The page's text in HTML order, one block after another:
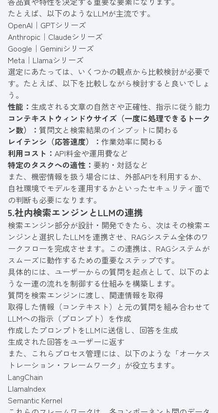
たとえば、以下のようなLLMが主流です。
OpenAI｜GPTシリーズ
Anthropic｜Claudeシリーズ
Google｜Geminiシリーズ
Meta｜Llamaシリーズ
選定にあたっては、いくつかの観点から比較検討が必要で
す。たとえば、以下を比較しながら検討すると良いでしょ
う。
性能： 生成される文章の自然さや正確性、指示に従う能力
コンテキストウィンドウサイズ（一度に処理できるトーク
ン数）： 質問文と検索結果のインプットに関わる
レイテンシ（応答速度）： 作業効率に関わる
利用コスト： API料金や運用費など
特定のタスクへの適性： 要約・対話など
また、機密情報を扱う場合には、外部APIを利用するか、
自社環境でモデルを運用するかといったセキュリティ面で
の判断も必要になります。
5.社内検索エンジンとLLMの連携
検索エンジン部分が設計・開発できたら、次はその検索エ
ンジンと選択したLLMを連携させ、RAGシステム全体のワ
ークフローを完成させます。この連携は、RAGシステムが
スムーズに動作するための重要なステップです。
具体的には、ユーザーからの質問を起点として、以下のよ
うな一連の流れを制御する仕組みを構築します。
質問を検索エンジンに渡し、関連情報を取得
取得した情報（コンテキスト）と元の質問を組み合わせて
LLMへの指示（プロンプト）を作成
作成したプロンプトをLLMに送信し、回答を生成
生成された回答をユーザーに返す
また、これらプロセス管理には、以下のような「オーケス
トレーション・フレームワーク」が役立ちます。
LangChain
LlamaIndex
Semantic Kernel